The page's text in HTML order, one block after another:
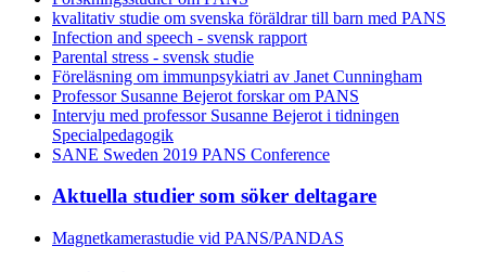
kvalitativ studie om svenska föräldrar till barn med PANS
Infection and speech - svensk rapport
Parental stress - svensk studie
Föreläsning om immunpsykiatri av Janet Cunningham
Professor Susanne Bejerot forskar om PANS
Intervju med professor Susanne Bejerot i tidningen
Specialpedagogik
SANE Sweden 2019 PANS Conference
Aktuella studier som söker deltagare
Magnetkamerastudie vid PANS/PANDAS